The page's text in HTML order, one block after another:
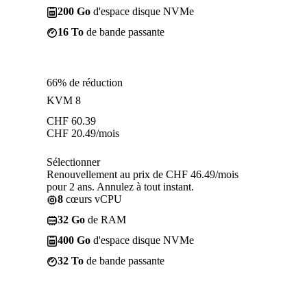
200 Go d'espace disque NVMe
16 To de bande passante
66% de réduction
KVM 8
CHF 60.39
CHF 20.49/mois
Sélectionner
Renouvellement au prix de CHF 46.49/mois
pour 2 ans. Annulez à tout instant.
8 cœurs vCPU
32 Go de RAM
400 Go d'espace disque NVMe
32 To de bande passante